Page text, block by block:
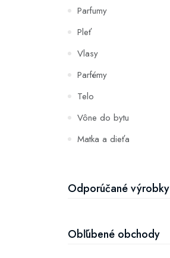
Parfumy
Pleť
Vlasy
Parfémy
Telo
Vône do bytu
Matka a dieťa
Hydratácia a výživa pleti
Odporúčané výrobky
Obľúbené obchody